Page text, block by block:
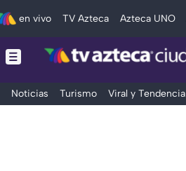
en vivo TV Azteca Azteca UNO
Noticias Turismo Viral y Tendencia